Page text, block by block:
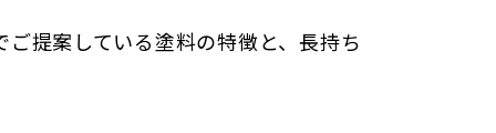
提案している塗料の特徴と、長持ち